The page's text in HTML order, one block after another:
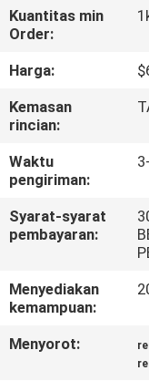
TUR
PABRIK
KONTROL
KUALITAS
HUBUNGI
KAMI
BERITA
KASUS-
Kuantitas min
Order:
Harga:
Kemasan
rincian:
Waktu
pengiriman:
Syarat-syarat
pembayaran:
Menyediakan
kemampuan:
Menyorot: